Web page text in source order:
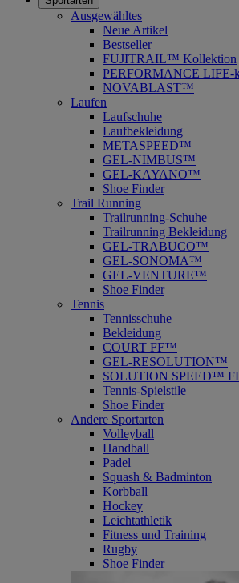
Ausgewähltes
Neue Artikel
Bestseller
FUJITRAIL™ Kollektion
PERFORMANCE LIFE-
NOVABLAST™
Laufen
Laufschuhe
Laufbekleidung
METASPEED™
GEL-NIMBUS™
GEL-KAYANO™
Shoe Finder
Trail Running
Trailrunning-Schuhe
Trailrunning Bekleidung
GEL-TRABUCO™
GEL-SONOMA™
GEL-VENTURE™
Shoe Finder
Tennis
Tennisschuhe
Bekleidung
COURT FF™
GEL-RESOLUTION™
SOLUTION SPEED™
Tennis-Spielstile
Shoe Finder
Andere Sportarten
Volleyball
Handball
Padel
Squash & Badminton
Korbball
Hockey
Leichtathletik
Fitness und Training
Rugby
Shoe Finder